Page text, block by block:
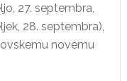
27. septembra,
28. septembra),
novemu